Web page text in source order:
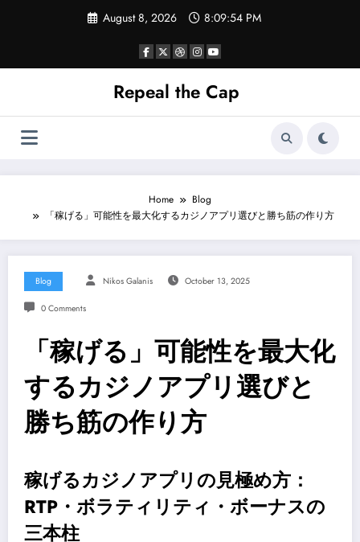
August 8, 2026 8:09:54 PM
Repeal the Cap
Home
Blog
「稼げる」可能性を最大化するカジノアプリ選びと勝ち筋の作り方
Blog Nikos Galanis October 13, 2025
0 Comments
「稼げる」可能性を最大化
するカジノアプリ選びと
勝ち筋の作り方
稼げるカジノアプリの見極め方：
RTP・ボラティリティ・ボーナスの
三本柱